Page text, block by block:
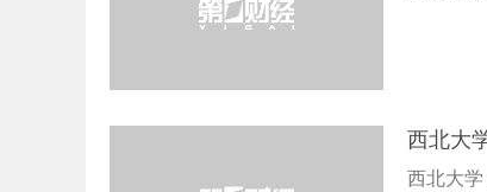
西北大
西北大